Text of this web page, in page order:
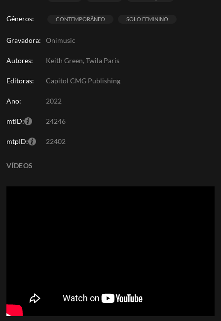
Gêneros: CONTEMPORÂNEO SOLO FEMININO
Gravadora: Onimusic
Autores: Keith Green, Twila Paris
Editoras: Capitol CMG Publishing
Ano: 2022
mtID: 24246
mtpID: 22402
VÍDEOS